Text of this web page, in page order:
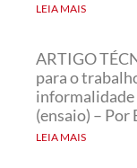
LEIA MAIS
ARTIGO
para o
informalidade
(ensaio) –
LEIA MAIS